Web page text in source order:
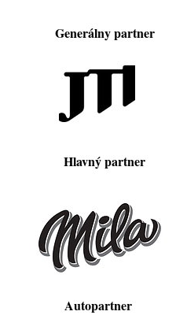
Generálny partner
Hlavný partner
Autopartner